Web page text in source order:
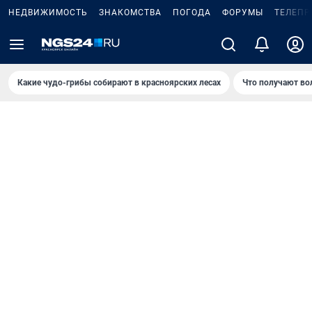
НЕДВИЖИМОСТЬ ЗНАКОМСТВА ПОГОДА ФОРУМЫ
Какие чудо-грибы собирают в красноярских лесах Что получают